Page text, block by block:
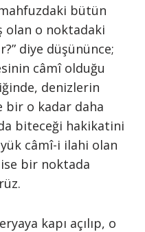
bütün
olan o noktadaki
diye düşününce;
câmî olduğu
denizlerin
bir o kadar daha
biteceği hakikatini
câmî-i ilahi olan
bir noktada
kapı açılıp, o